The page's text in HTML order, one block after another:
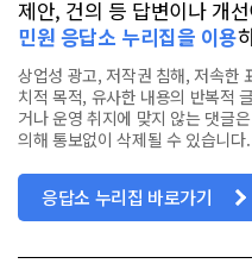
제안, 건의 등 답변이나 개
민원 응답소 누리집을 이용
상업성 광고, 저작권 침해, 저속한
치적 목적, 유사한 내용의 반복적
거나 운영 취지에 맞지 않는 댓글
의해 통보없이 삭제될 수 있습니다.
응답소 누리집 바로가기